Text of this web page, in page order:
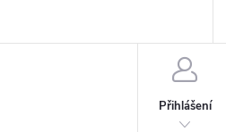
Přihlášení